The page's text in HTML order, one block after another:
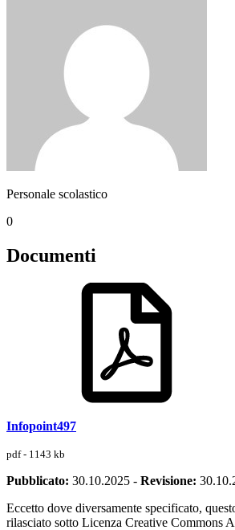
Personale scolastico
0
Documenti
Infopoint497
pdf - 1143 kb
Pubblicato: 30.10.2025 - Revisione:
Eccetto dove diversamente specificato,
rilasciato sotto Licenza Creative Commons